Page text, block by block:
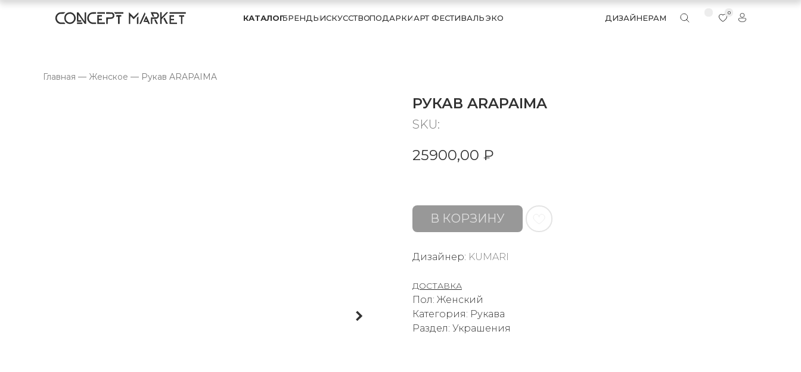
ДИЗАЙНЕРАМ
КАТАЛОГБРЕНДЫИСКУССТВОПОДАРКИАРТ ФЕСТИВАЛЬЭКО
0
Главная — Женское — Рукав ARAPAIMA
РУКАВ ARAPAIMA
SKU:
25900,00 ₽
В КОРЗИНУ
Дизайнер: KUMARI
ДОСТАВКА
Пол: Женский
Категория: Рукава
Раздел: Украшения